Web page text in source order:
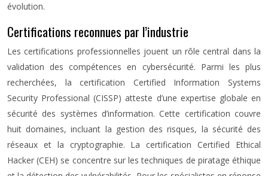
évolution.
Certifications reconnues par l’industrie
Les certifications professionnelles jouent un rôle central dans la
validation des compétences en cybersécurité. Parmi les plus
recherchées, la certification Certified Information Systems
Security Professional (CISSP) atteste d’une expertise globale en
sécurité des systèmes d’information. Cette certification couvre
huit domaines, incluant la gestion des risques, la sécurité des
réseaux et la cryptographie. La certification Certified Ethical
Hacker (CEH) se concentre sur les techniques de piratage éthique